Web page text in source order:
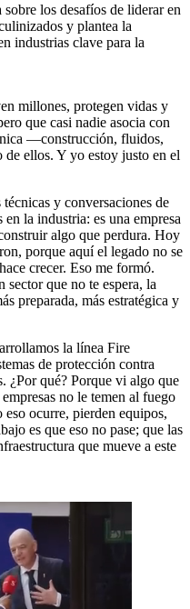
los desafíos de liderar en
y plantea la
industrias clave para la
millones, protegen vidas y
que casi nadie asocia con
—construcción, fluidos,
ellos. Y yo estoy justo en el
y conversaciones de
la industria: es una empresa
algo que perdura. Hoy
porque aquí el legado no se
crecer. Eso me formó.
sector que no te espera, la
preparada, más estratégica y
la línea Fire
de protección contra
¿Por qué? Porque vi algo que
no le temen al fuego
ocurre, pierden equipos,
es que eso no pase; que las
que mueve a este